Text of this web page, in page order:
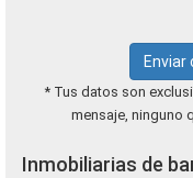
Enviar
* Tus datos son
mensaje, ninguno
Inmobiliarias de